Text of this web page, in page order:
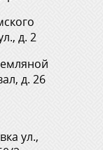
д. 2
д. 26
ул.,